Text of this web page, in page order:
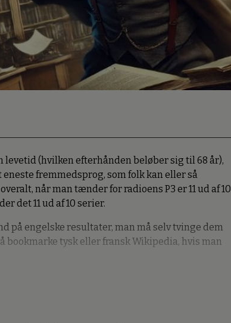
(hvilken efterhånden beløber sig til 68 år),
fremmedsprog, som folk kan eller så
når man tænder for radioens P3 er 11 ud af 10
det 11 ud af 10 serier.
på engelske resultater, man må selv tvinge dem
bookmarke tysk eller fransk Wikipedia, hvis man